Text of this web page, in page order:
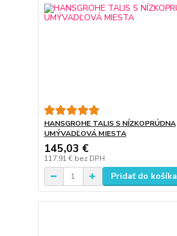
HANSGROHE TALIS S NÍZKOPRÚDNA
UMÝVADĽOVÁ MIESTA
145,03 €
117,91 € bez DPH
Pridať do košíka